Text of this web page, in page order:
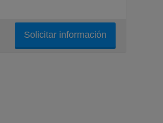
Solicitar información